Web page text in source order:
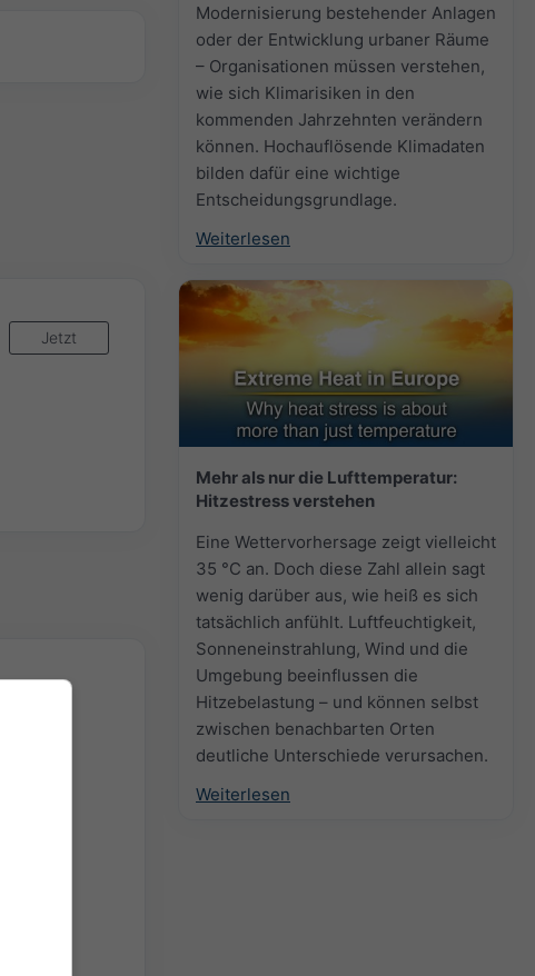
Modernisierung bestehender Anlagen
oder der Entwicklung urbaner Räume
– Organisationen müssen verstehen,
wie sich Klimarisiken in den
kommenden Jahrzehnten verändern
können. Hochauflösende Klimadaten
bilden dafür eine wichtige
Entscheidungsgrundlage.
Weiterlesen
Mehr als nur die Lufttemperatur:
Hitzestress verstehen
Eine Wettervorhersage zeigt vielleicht
35 °C an. Doch diese Zahl allein sagt
wenig darüber aus, wie heiß es sich
tatsächlich anfühlt. Luftfeuchtigkeit,
Sonneneinstrahlung, Wind und die
Umgebung beeinflussen die
Hitzebelastung – und können selbst
zwischen benachbarten Orten
deutliche Unterschiede verursachen.
Weiterlesen
Jetzt